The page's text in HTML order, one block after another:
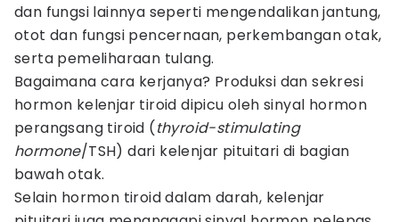
dan fungsi lainnya seperti mengendalikan jantung,
otot dan fungsi pencernaan, perkembangan otak,
serta pemeliharaan tulang.
Bagaimana cara kerjanya? Produksi dan sekresi
hormon kelenjar tiroid dipicu oleh sinyal hormon
perangsang tiroid (thyroid-stimulating
hormone/TSH) dari kelenjar pituitari di bagian
bawah otak.
Selain hormon tiroid dalam darah, kelenjar